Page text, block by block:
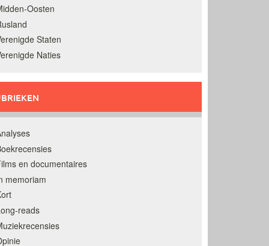
Oosten
Staten
Naties
en documentaires
memoriam
reads